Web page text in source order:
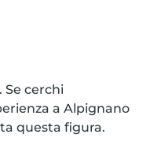
Se cerchi
a Alpignano
questa figura.